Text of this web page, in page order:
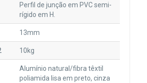
Perfil de junção em PVC semi-
rígido em H.
13mm
10kg
Alumínio natural/fibra têxtil
poliamida lisa em preto, cinza